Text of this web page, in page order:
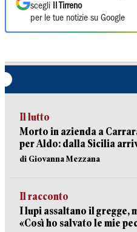
scegli
Il Tirreno
per le tue notizie su Google
Il lutto
Morto in azienda a
per Aldo: dalla Sicilia
di Giovanna Mezzana
Il racconto
I lupi assaltano il gregge,
«Così ho salvato le mie